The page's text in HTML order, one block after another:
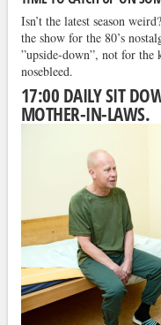
Isn’t the latest season
the show for the 80’s
”upside-down”, not for the
nosebleed.
17:00 DAILY SIT
MOTHER-IN-LAWS.